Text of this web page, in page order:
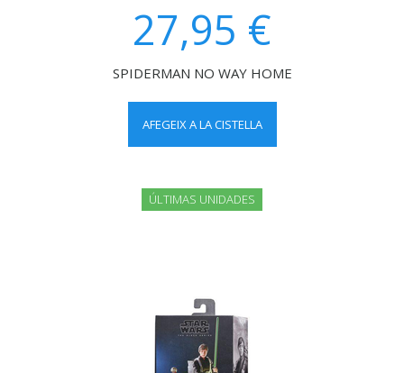
27,95 €
SPIDERMAN NO WAY HOME
AFEGEIX A LA CISTELLA
ÚLTIMAS UNIDADES